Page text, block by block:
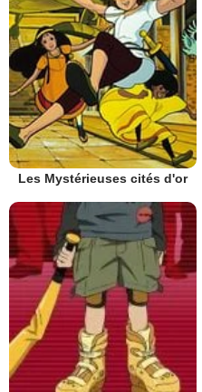
Les Mystérieuses cités d'or